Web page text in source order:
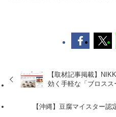
【取材記事掲載】
効く手軽な「ブロスス
【沖縄】豆腐マイスター